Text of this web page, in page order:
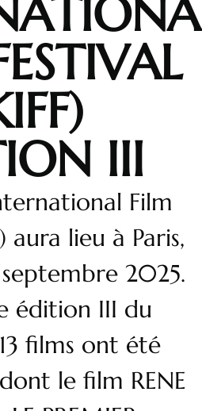
III
Film
aura lieu à Paris,
2025.
édition III du
films ont été
le film RENE